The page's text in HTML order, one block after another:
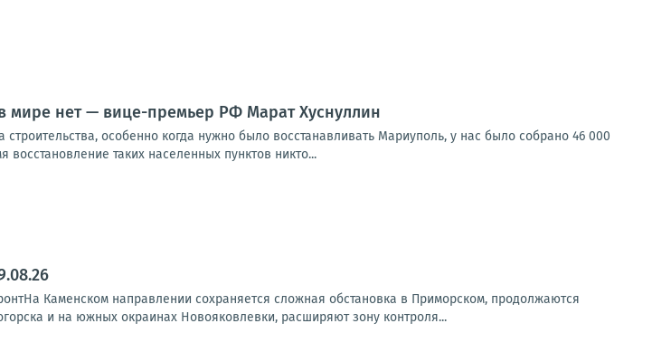
мире нет — вице-премьер РФ Марат Хуснуллин
особенно когда нужно было восстанавливать Мариуполь, у нас было собрано 46 000
таких населенных пунктов никто...
Каменском направлении сохраняется сложная обстановка в Приморском, продолжаются
и на южных окраинах Новояковлевки, расширяют зону контроля...